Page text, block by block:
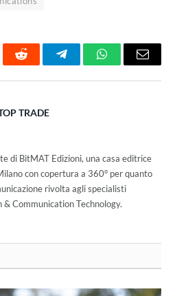
Reddit TelegramWhatsAppEmail
TRADE
di BitMAT Edizioni, una casa editrice
con copertura a 360° per quanto
rivolta agli specialisti
Communication Technology.